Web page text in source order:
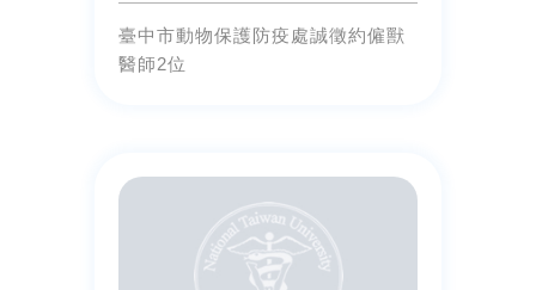
臺中市動物保護防疫處誠徵約僱獸
醫師2位